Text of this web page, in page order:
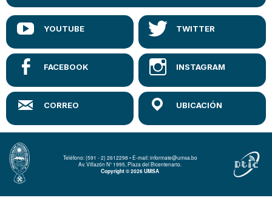
Teléfono: (591 - 2) 2612298 • E-mail: informate@umsa.bo
Av. Villazón N° 1995, Plaza del Bicentenario.
Copyright © 2026 UMSA